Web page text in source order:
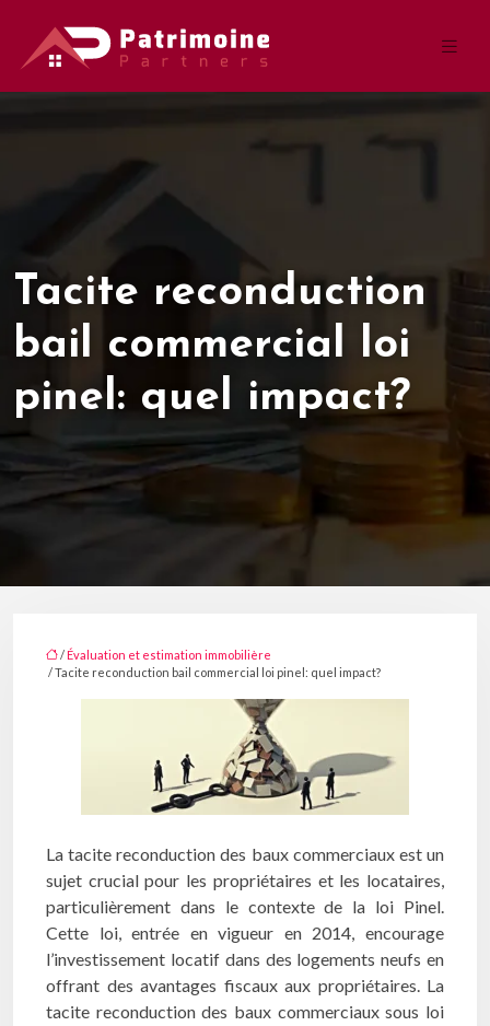
Tacite reconduction
bail commercial loi
pinel: quel impact?
/ Évaluation et estimation immobilière
/ Tacite reconduction bail commercial loi pinel: quel impact?
La tacite reconduction des baux commerciaux est un
sujet crucial pour les propriétaires et les locataires,
particulièrement dans le contexte de la loi Pinel.
Cette loi, entrée en vigueur en 2014, encourage
l’investissement locatif dans des logements neufs en
offrant des avantages fiscaux aux propriétaires. La
tacite reconduction des baux commerciaux sous loi